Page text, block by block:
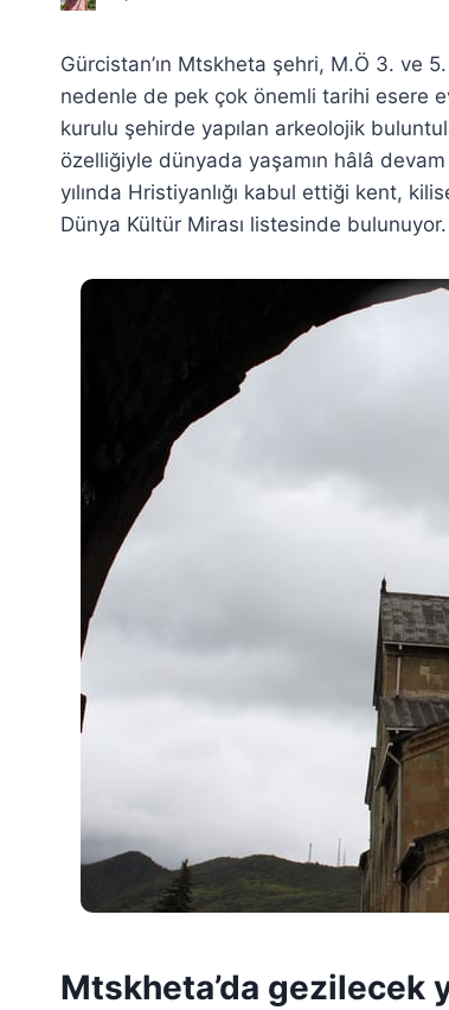
Gürcistan’ın Mtskheta şehri, M.Ö 3. ve 5.
nedenle de pek çok önemli tarihi esere
kurulu şehirde yapılan arkeolojik
özelliğiyle dünyada yaşamın hâlâ
yılında Hristiyanlığı kabul ettiği kent,
Dünya Kültür Mirası listesinde bulunuyor.
Mtskheta’da gezilecek